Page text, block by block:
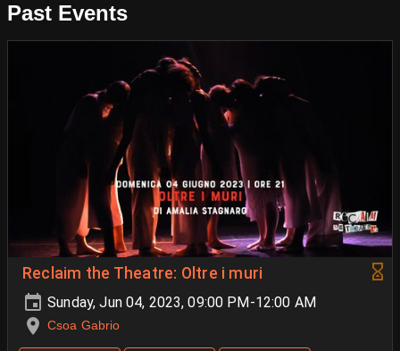
Past Events
Reclaim the Theatre: Oltre i muri
Sunday, Jun 04, 2023, 09:00 PM-12:00 AM
Csoa Gabrio